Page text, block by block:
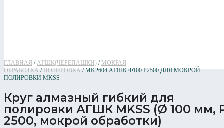
ГЛАВНАЯ / АГШК(ЧЕРЕПАШКИ) / МОКРАЯ
ОБРАБОТКА / ПОЛИРОВКА / MK2604 АГШК Ф100 Р2500 ДЛЯ МОКРОЙ
ПОЛИРОВКИ MKSS
Круг алмазный гибкий для
полировки АГШК MKSS (Ø 100 мм,
2500, мокрой обработки)